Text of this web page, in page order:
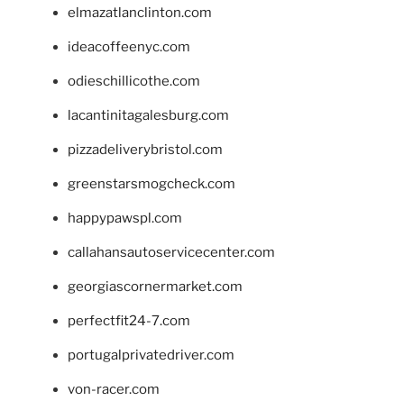
elmazatlanclinton.com
ideacoffeenyc.com
odieschillicothe.com
lacantinitagalesburg.com
pizzadeliverybristol.com
greenstarsmogcheck.com
happypawspl.com
callahansautoservicecenter.com
georgiascornermarket.com
perfectfit24-7.com
portugalprivatedriver.com
von-racer.com